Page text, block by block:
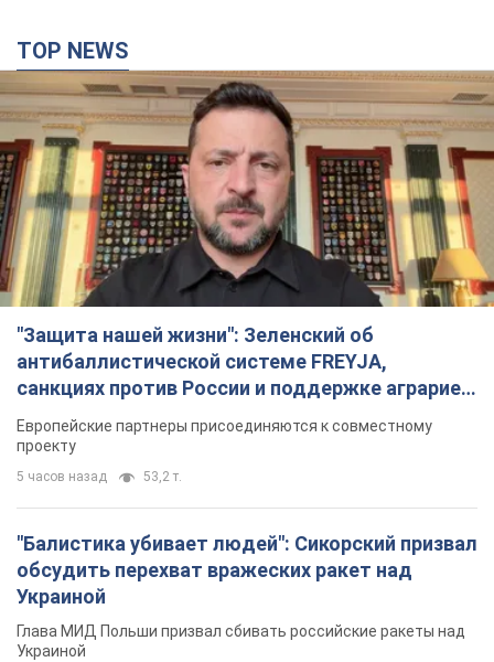
TOP NEWS
"Защита нашей жизни": Зеленский об
антибаллистической системе FREYJA,
санкциях против России и поддержке аграриев.
Видео
Европейские партнеры присоединяются к совместному
проекту
5 часов назад 53,2 т.
"Балистика убивает людей": Сикорский призвал
обсудить перехват вражеских ракет над
Украиной
Глава МИД Польши призвал сбивать российские ракеты над
Украиной